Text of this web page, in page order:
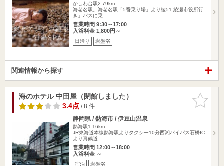
かしわ台駅2.79km
海老名駅。海老名駅「5番乗り場」より綾51 綾瀬市役所行
き」バスに乗…
営業時間 9:30～17:00
入浴料金 1,800円～
日帰り 岩盤浴
関連情報から探す
お気に入
りに追加
海のホテル 中田屋（閉館しました）
3.4点/ 8 件
静岡県 / 熱海市 / 伊豆山温泉
熱海駅1.16km
JR東海道本線熱海駅よりタクシー10分西湘バイパス石橋IC
より真鶴道…
営業時間 12:00～18:00
入浴料金 ～
宿泊 岩盤浴